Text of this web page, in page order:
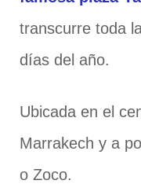
transcurre toda
días del año.
Ubicada en el
Marrakech y a
o Zoco.